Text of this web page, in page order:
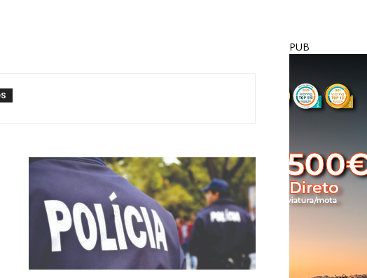
Cascais
PUB